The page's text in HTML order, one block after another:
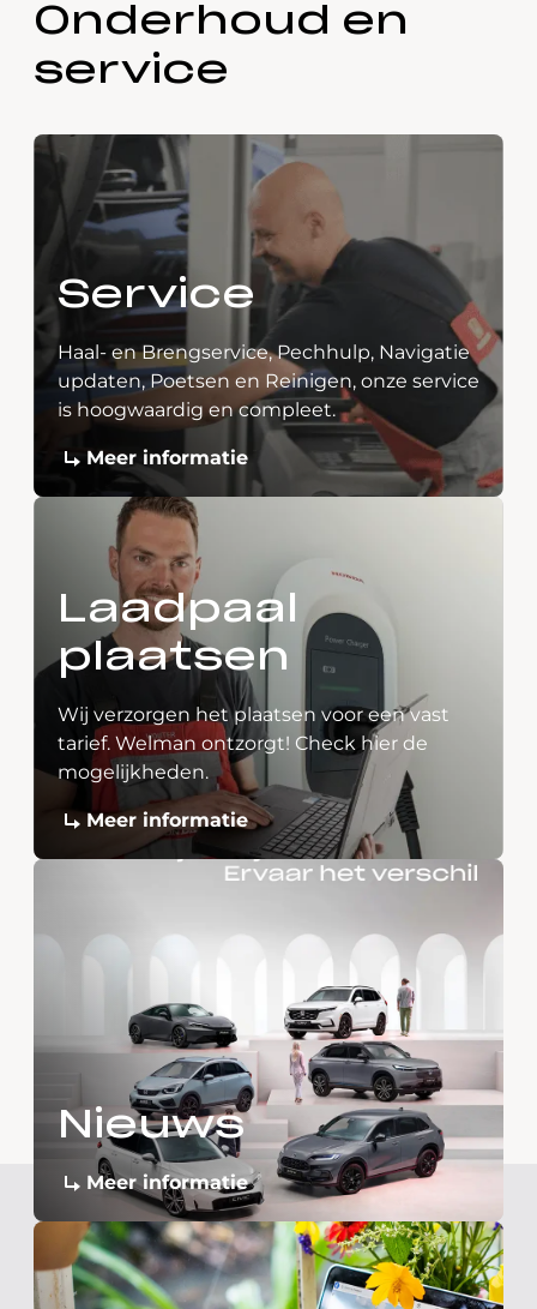
Onderhoud en
service
Service
Haal- en Brengservice, Pechhulp, Navigatie
updaten, Poetsen en Reinigen, onze service
is hoogwaardig en compleet.
Meer informatie
Laadpaal
plaatsen
Wij verzorgen het plaatsen voor een vast
tarief. Welman ontzorgt! Check hier de
mogelijkheden.
Meer informatie
Nieuws
Meer informatie